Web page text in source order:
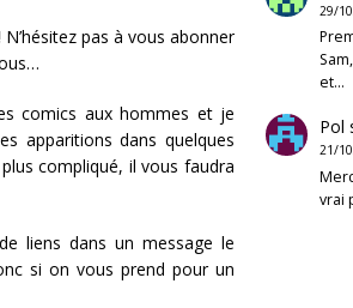
N’hésitez pas à vous abonner
comics aux hommes et je
apparitions dans quelques
compliqué, il vous faudra
liens dans un message le
si on vous prend pour un
29/
et…
Pol
21/
vrai